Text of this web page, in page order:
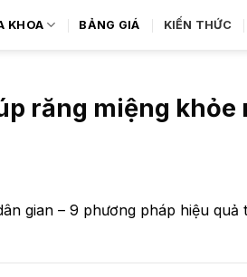
KHOA BẢNG GIÁ KIẾN THỨC
răng miệng khỏe
gian – 9 phương pháp hiệu